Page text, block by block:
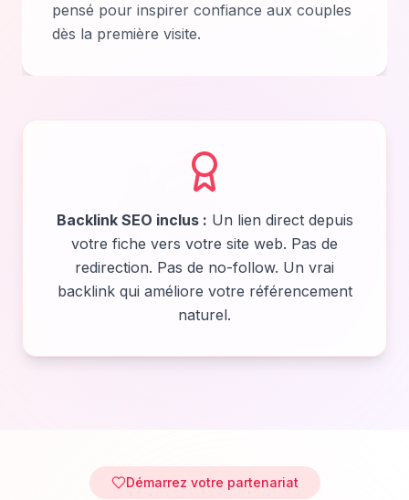
pensé pour inspirer confiance aux couples
dès la première visite.
Backlink SEO inclus : Un lien direct depuis
votre fiche vers votre site web. Pas de
redirection. Pas de no-follow. Un vrai
backlink qui améliore votre référencement
naturel.
Démarrez votre partenariat